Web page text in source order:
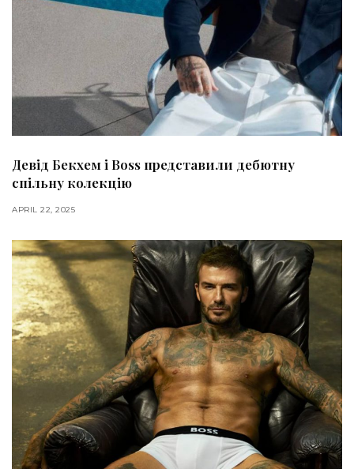
Девід Бекхем і Boss представили дебютну
спільну колекцію
APRIL 22, 2025